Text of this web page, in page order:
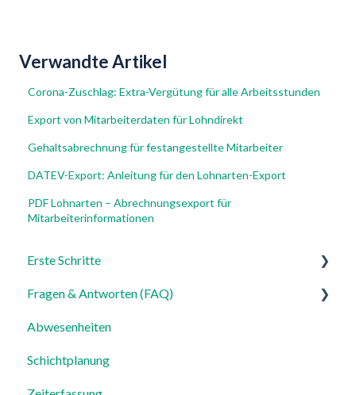
Verwandte Artikel
Corona-Zuschlag: Extra-Vergütung für alle Arbeitsstunden
Export von Mitarbeiterdaten für Lohndirekt
Gehaltsabrechnung für festangestellte Mitarbeiter
DATEV-Export: Anleitung für den Lohnarten-Export
PDF Lohnarten – Abrechnungsexport für
Mitarbeiterinformationen
Erste Schritte
Für Admins
Für Mitarbeiter
Einstellungen
Fragen & Antworten (FAQ)
Login, Account & Sicherheit
Mitarbeiterverwaltung
Abwesenheiten
Schichtplanung